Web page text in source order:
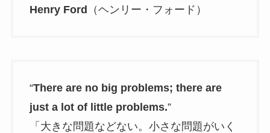
Henry Ford （ヘンリー・フォード）
“There are no big problems; there are
just a lot of little problems.”
「大きな問題などない。小さな問題がいく